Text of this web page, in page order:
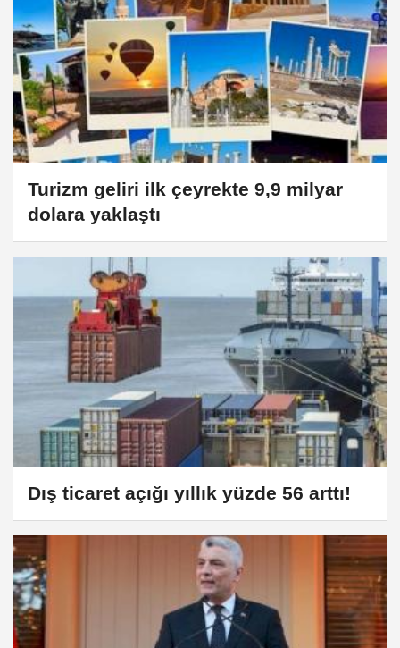
Turizm geliri ilk çeyrekte 9,9 milyar
dolara yaklaştı
Dış ticaret açığı yıllık yüzde 56 arttı!